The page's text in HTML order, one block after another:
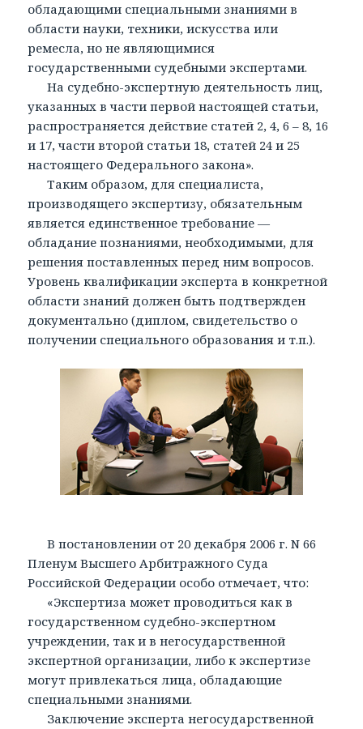
обладающими специальными знаниями в
области науки, техники, искусства или
ремесла, но не являющимися
государственными судебными экспертами.
На судебно-экспертную деятельность лиц,
указанных в части первой настоящей статьи,
распространяется действие статей 2, 4, 6 – 8, 16
и 17, части второй статьи 18, статей 24 и 25
настоящего Федерального закона».
Таким образом, для специалиста,
производящего экспертизу, обязательным
является единственное требование —
обладание познаниями, необходимыми, для
решения поставленных перед ним вопросов.
Уровень квалификации эксперта в конкретной
области знаний должен быть подтвержден
документально (диплом, свидетельство о
получении специального образования и т.п.).
В постановлении от 20 декабря 2006 г. N 66
Пленум Высшего Арбитражного Суда
Российской Федерации особо отмечает, что:
«Экспертиза может проводиться как в
государственном судебно-экспертном
учреждении, так и в негосударственной
экспертной организации, либо к экспертизе
могут привлекаться лица, обладающие
специальными знаниями.
Заключение эксперта негосударственной